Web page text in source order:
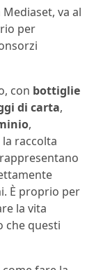
va al
per
con bottiglie
di carta,
,
raccolta
È proprio per
la vita
che questi